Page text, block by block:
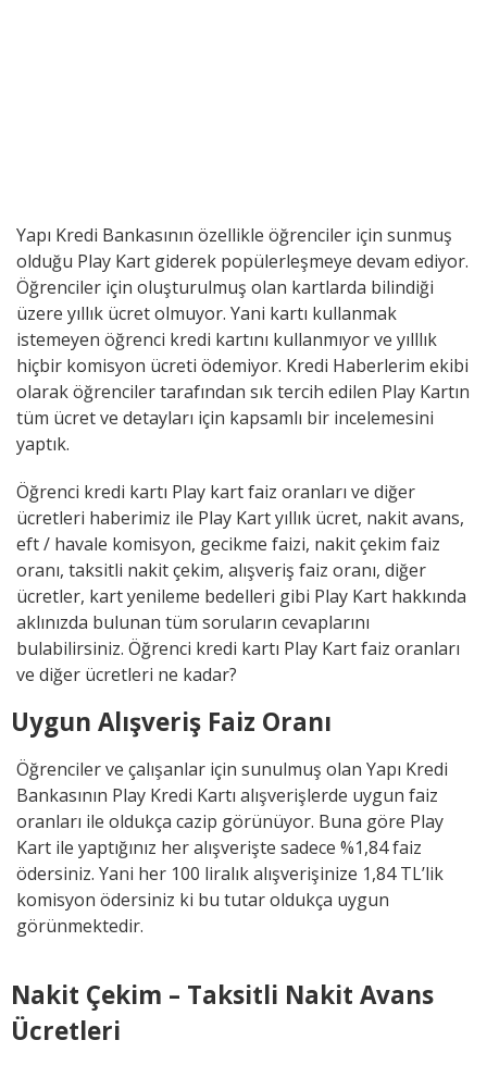
Yapı Kredi Bankasının özellikle öğrenciler için sunmuş
olduğu Play Kart giderek popülerleşmeye devam ediyor.
Öğrenciler için oluşturulmuş olan kartlarda bilindiği
üzere yıllık ücret olmuyor. Yani kartı kullanmak
istemeyen öğrenci kredi kartını kullanmıyor ve yılllık
hiçbir komisyon ücreti ödemiyor. Kredi Haberlerim ekibi
olarak öğrenciler tarafından sık tercih edilen Play Kartın
tüm ücret ve detayları için kapsamlı bir incelemesini
yaptık.
Öğrenci kredi kartı Play kart faiz oranları ve diğer
ücretleri haberimiz ile Play Kart yıllık ücret, nakit avans,
eft / havale komisyon, gecikme faizi, nakit çekim faiz
oranı, taksitli nakit çekim, alışveriş faiz oranı, diğer
ücretler, kart yenileme bedelleri gibi Play Kart hakkında
aklınızda bulunan tüm soruların cevaplarını
bulabilirsiniz. Öğrenci kredi kartı Play Kart faiz oranları
ve diğer ücretleri ne kadar?
Uygun Alışveriş Faiz Oranı
Öğrenciler ve çalışanlar için sunulmuş olan Yapı Kredi
Bankasının Play Kredi Kartı alışverişlerde uygun faiz
oranları ile oldukça cazip görünüyor. Buna göre Play
Kart ile yaptığınız her alışverişte sadece %1,84 faiz
ödersiniz. Yani her 100 liralık alışverişinize 1,84 TL’lik
komisyon ödersiniz ki bu tutar oldukça uygun
görünmektedir.
Nakit Çekim – Taksitli Nakit Avans
Ücretleri